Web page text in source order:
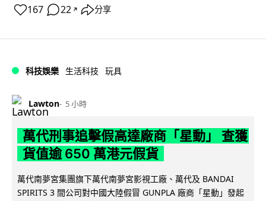
167 22 ↗ 分享
科技娛樂 生活科技 玩具
Lawton 5 小時
萬代刑事追擊假高達廠商「星動」 查獲
貨值逾 650 萬港元假貨
萬代南夢宮集團旗下萬代南夢宮影視工廠、萬代及 BANDAI
SPIRITS 3 間公司對中國大陸假冒 GUNPLA 廠商「星動」發起